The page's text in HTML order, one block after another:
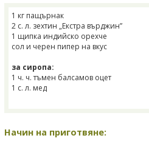
1 кг пащърнак
2 с. л. зехтин „Екстра върджин”
1 щипка индийско орехче
сол и черен пипер на вкус
за сиропа:
1 ч. ч. тъмен балсамов оцет
1 с. л. мед
Начин на приготвяне: